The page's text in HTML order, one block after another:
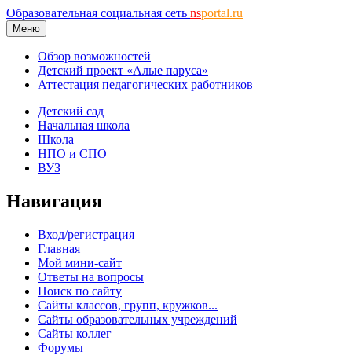
Образовательная социальная сеть nsportal.ru
Меню
Обзор возможностей
Детский проект «Алые паруса»
Аттестация педагогических работников
Детский сад
Начальная школа
Школа
НПО и СПО
ВУЗ
Навигация
Вход/регистрация
Главная
Мой мини-сайт
Ответы на вопросы
Поиск по сайту
Сайты классов, групп, кружков...
Сайты образовательных учреждений
Сайты коллег
Форумы